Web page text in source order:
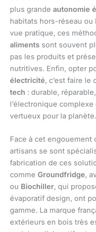
plus grande autonomie
habitats hors-réseau ou
vue pratique, ces
aliments sont souvent
pas les produits et
nutritives. Enfin, opter
électricité, c’est faire le
tech : durable,
l’électronique
vertueux pour la planète.
Face à cet engouement
artisans se sont
fabrication de ces
comme Groundfridge,
ou Biochiller, qui
évaporatif design, ont
gamme. La marque
extérieurs en bois très